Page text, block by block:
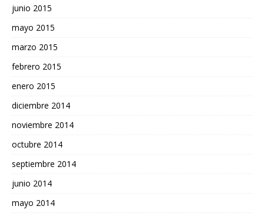
junio 2015
mayo 2015
marzo 2015
febrero 2015
enero 2015
diciembre 2014
noviembre 2014
octubre 2014
septiembre 2014
junio 2014
mayo 2014